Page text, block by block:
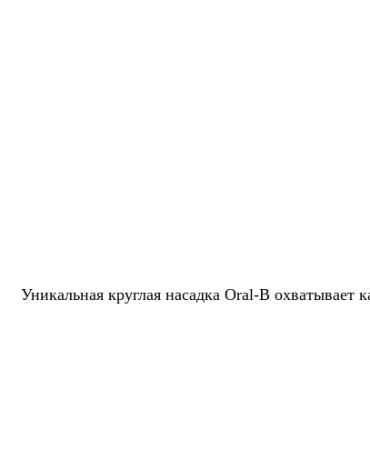
Уникальная круглая насадка Oral-B охватывает